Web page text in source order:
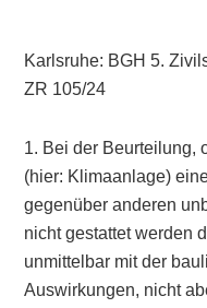
Karlsruhe: BGH 5.
ZR 105/24
1. Bei der Beurteilung,
(hier: Klimaanlage)
gegenüber anderen
nicht gestattet werden
unmittelbar mit der
Auswirkungen, nicht